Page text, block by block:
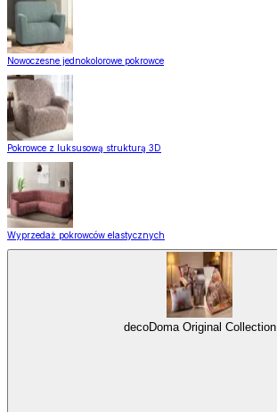
Nowoczesne jednokolorowe pokrowce
Pokrowce z luksusową strukturą 3D
Wyprzedaż pokrowców elastycznych
decoDoma Original Collection